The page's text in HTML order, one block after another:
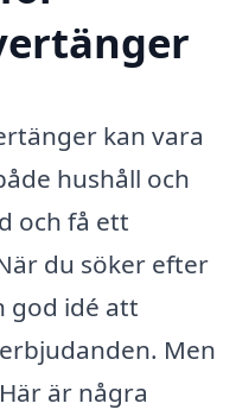
kan vara
hushåll och
och få ett
du söker efter
god idé att
Men
är några